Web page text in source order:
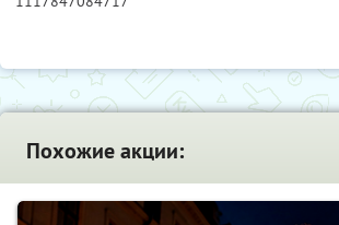
Похожие акции: